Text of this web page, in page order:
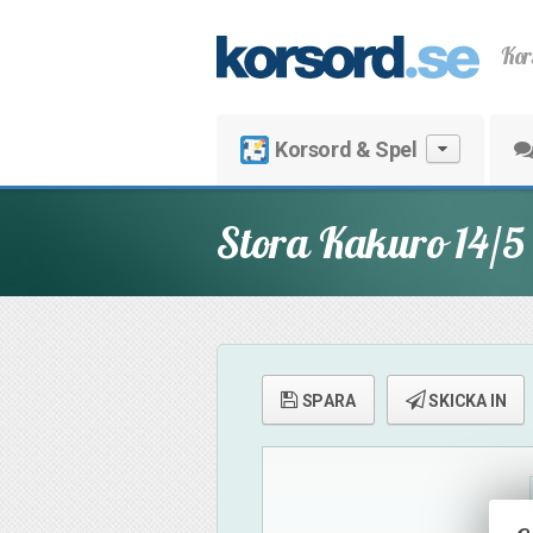
Korsord & Spel
Stora Kakuro 14/5
SPARA SKICKA IN